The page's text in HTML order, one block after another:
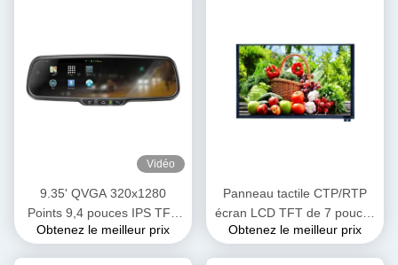
Vidéo
9.35' QVGA 320x1280
Points 9,4 pouces IPS TFT
Module LCD MIPI Affichage
Obtenez le meilleur prix
Panneau tactile CTP/RTP
écran LCD TFT de 7 pouces
900 nits
Obtenez le meilleur prix